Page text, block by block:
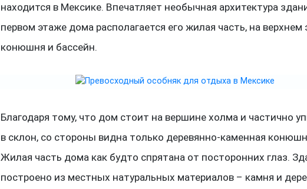
находится в Мексике. Впечатляет необычная архитектура
первом этаже дома располагается его жилая часть, на верхнем
конюшня и бассейн.
Благодаря тому, что дом стоит на вершине холма и частично
в склон, со стороны видна только деревянно-каменная
Жилая часть дома как будто спрятана от посторонних глаз.
построено из местных натуральных материалов – камня и